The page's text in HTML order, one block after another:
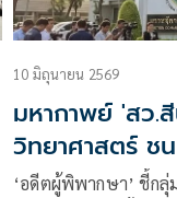
10 มิถุนายน 2569
มหากาพย์ 'สว.สีน้ำเงิน' เมื่
วิทยาศาสตร์ ช
กันจะทะลุ หรือ
‘อดีตผู้พิพากษา’ ชี้ก